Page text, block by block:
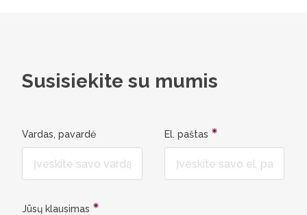
Susisiekite su mumis
Vardas, pavardė El. paštas
Jūsų klausimas